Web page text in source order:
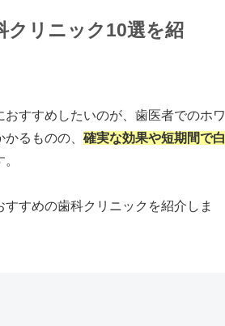
クリニック10選を紹
すすめしたいのが、歯医者でのホワ
るものの、 確実な効果や短期間で白
すめの歯科クリニックを紹介しま